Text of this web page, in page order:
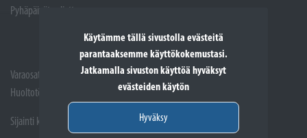
Käytämme tällä sivustolla evästeitä
parantaaksemme käyttökokemustasi.
Jatkamalla sivuston käyttöä hyväksyt
evästeiden käytön
Hyväksy
Pyhäpäivät suljettuna
Varaosat: (02) 721 1407
Huoltotöiden vastaanotto: 02 7211405
Sijainti kartalla